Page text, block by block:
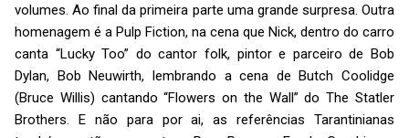
volumes. Ao final da primeira parte uma grande surpresa. Outra
homenagem é a Pulp Fiction, na cena que Nick, dentro do carro
canta “Lucky Too” do cantor folk, pintor e parceiro de Bob
Dylan, Bob Neuwirth, lembrando a cena de Butch Coolidge
(Bruce Willis) cantando “Flowers on the Wall” do The Statler
Brothers. E não para por ai, as referências Tarantinianas